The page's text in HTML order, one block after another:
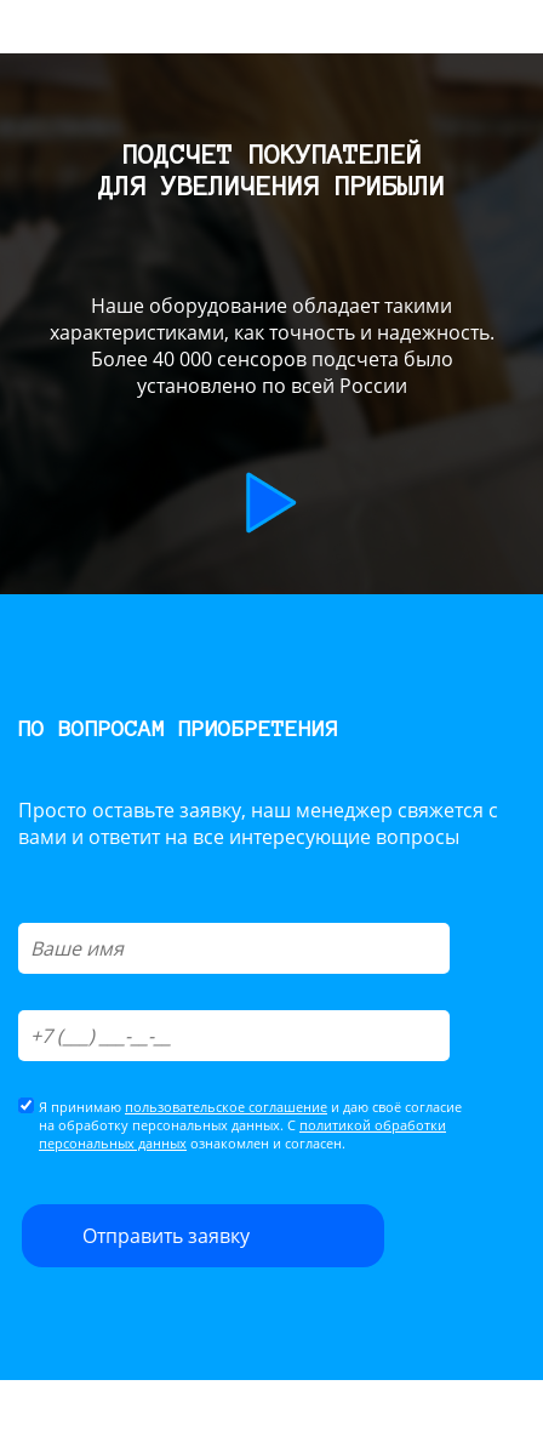
ПОДСЧЕТ ПОКУПАТЕЛЕЙ
ДЛЯ УВЕЛИЧЕНИЯ ПРИБЫЛИ
Наше оборудование обладает такими
характеристиками, как точность и надежность.
Более 40 000 сенсоров подсчета было
установлено по всей России
ПО ВОПРОСАМ ПРИОБРЕТЕНИЯ
Просто оставьте заявку, наш менеджер свяжется с
вами и ответит на все интересующие вопросы
Я принимаю пользовательское соглашение и даю своё согласие
на обработку персональных данных. С политикой обработки
персональных данных ознакомлен и согласен.